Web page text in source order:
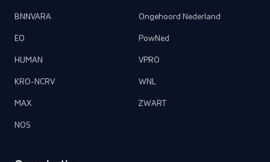
BNNVARA
EO
HUMAN
KRO-NCRV
MAX
NOS
Ongehoord Nederland
PowNed
VPRO
WNL
ZWART